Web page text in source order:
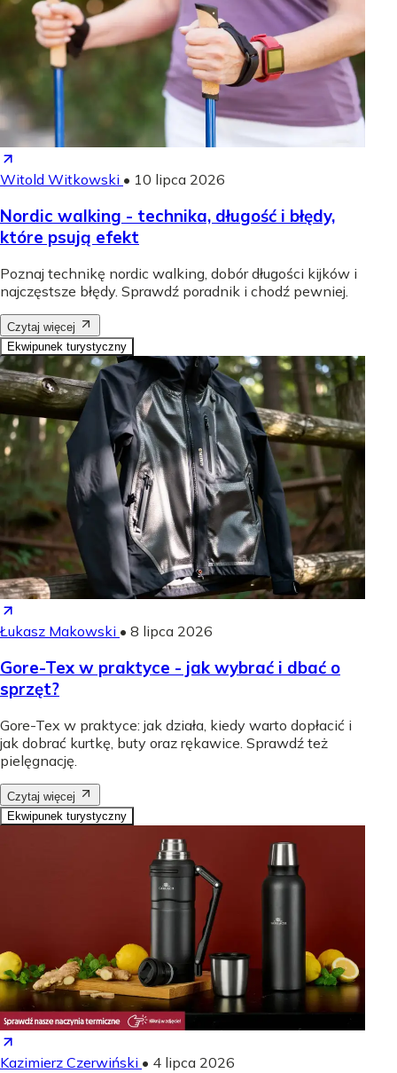
Witold Witkowski • 10 lipca 2026
Nordic walking - technika, długość i błędy,
które psują efekt
Poznaj technikę nordic walking, dobór długości kijków i
najczęstsze błędy. Sprawdź poradnik i chodź pewniej.
Czytaj więcej
Ekwipunek turystyczny
Łukasz Makowski • 8 lipca 2026
Gore-Tex w praktyce - jak wybrać i dbać o
sprzęt?
Gore-Tex w praktyce: jak działa, kiedy warto dopłacić i
jak dobrać kurtkę, buty oraz rękawice. Sprawdź też
pielęgnację.
Czytaj więcej
Ekwipunek turystyczny
Kazimierz Czerwiński • 4 lipca 2026